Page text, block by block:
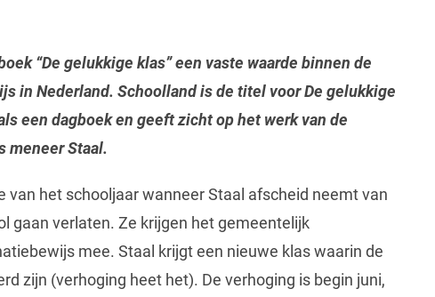
“De gelukkige klas” een vaste waarde binnen de
in Nederland. Schoolland is de titel voor De gelukkige
een dagboek en geeft zicht op het werk van de
meneer Staal.
van het schooljaar wanneer Staal afscheid neemt van
gaan verlaten. Ze krijgen het gemeentelijk
mee. Staal krijgt een nieuwe klas waarin de
zijn (verhoging heet het). De verhoging is begin juni,